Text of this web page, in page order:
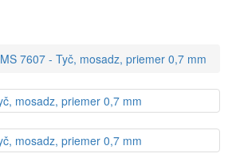
MS 7607 - Tyč, mosadz, priemer 0,7 mm